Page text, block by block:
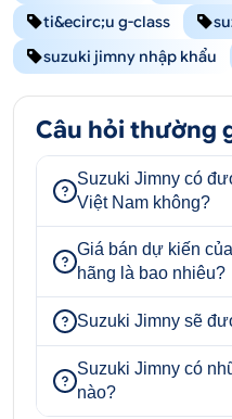
ti&ecirc;u g-class
suzuki jimny nhập khẩu
Câu hỏi thường
Suzuki Jimny có
Việt Nam không?
Giá bán dự kiến
hãng là bao nhiêu?
Suzuki Jimny sẽ
Suzuki Jimny có
nào?